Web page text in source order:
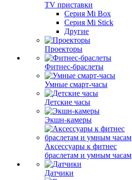
TV приставки
Серия Mi Box
Серия Mi Stick
Другие
Проекторы
Фитнес-браслеты
Умные смарт-часы
Детские часы
Экшн-камеры
Аксессуары к фитнес
браслетам и умным часам
Датчики